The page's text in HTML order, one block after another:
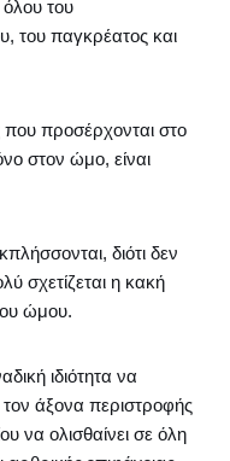
του
του παγκρέατος και
προσέρχονται στο
στον ώμο, είναι
διότι δεν
σχετίζεται η κακή
ώμου.
ιδιότητα να
άξονα περιστροφής
να ολισθαίνει σε όλη